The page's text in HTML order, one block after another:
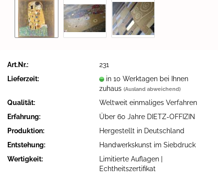
Art.Nr.:
231
Lieferzeit:
in 10 Werktagen bei Ihnen
zuhaus(Ausland abweichend)
Qualität:
Weltweit einmaliges Verfahren
Erfahrung:
Über 60 Jahre DIETZ-OFFIZIN
Produktion:
Hergestellt in Deutschland
Entstehung:
Handwerkskunst im Siebdruck
Wertigkeit:
Limitierte Auflagen |
Echtheitszertifikat